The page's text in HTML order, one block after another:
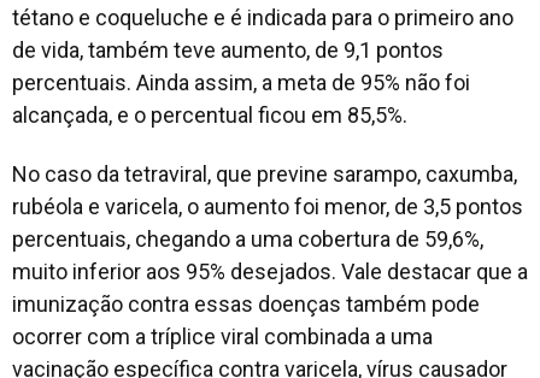
tétano e coqueluche e é indicada para o primeiro ano
de vida, também teve aumento, de 9,1 pontos
percentuais. Ainda assim, a meta de 95% não foi
alcançada, e o percentual ficou em 85,5%.
No caso da tetraviral, que previne sarampo, caxumba,
rubéola e varicela, o aumento foi menor, de 3,5 pontos
percentuais, chegando a uma cobertura de 59,6%,
muito inferior aos 95% desejados. Vale destacar que a
imunização contra essas doenças também pode
ocorrer com a tríplice viral combinada a uma
vacinação específica contra varicela, vírus causador